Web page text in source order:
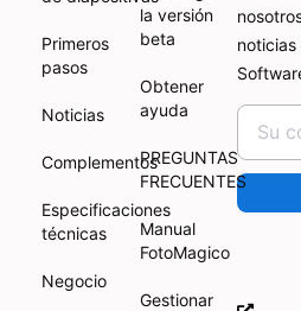
Primeros
pasos
Noticias
Complementos
Especificaciones
técnicas
Negocio
la versión
beta
Obtener
ayuda
PREGUNTAS
FRECUENTES
Manual
FotoMagico
Gestionar
noticias